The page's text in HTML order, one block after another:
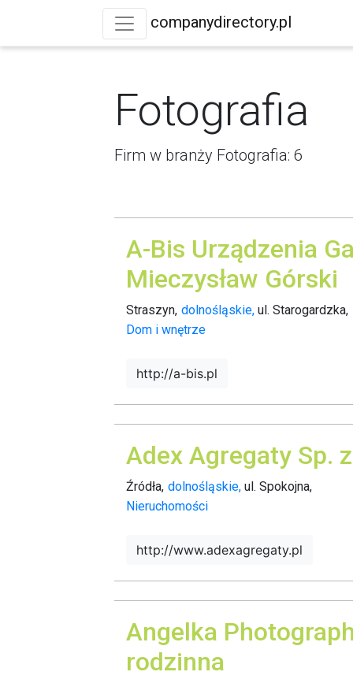
companydirectory.pl
Fotografia
Firm w branży Fotografia: 6
A-Bis Urządzenia
Mieczysław Górski
Straszyn, dolnośląskie, ul. Starogardzka,
Dom i wnętrze
http://a-bis.pl
Adex Agregaty Sp.
Źródła, dolnośląskie, ul. Spokojna,
Nieruchomości
http://www.adexagregaty.pl
Angelka
rodzinna